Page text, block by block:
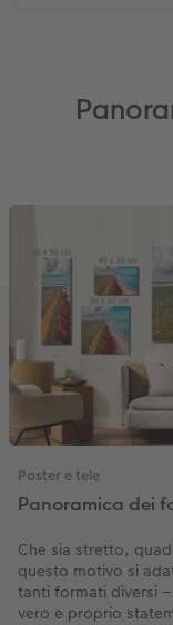
Poster e tele
Panoramica dei
Che sia stretto,
questo motivo si
tanti formati diversi
vero e proprio